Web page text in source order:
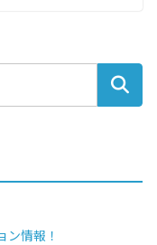
ン情報！